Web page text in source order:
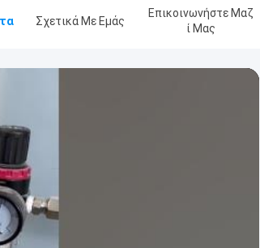
Σχετικά Με Εμάς
Επικοινωνήστε Μαζ
Ί Μας